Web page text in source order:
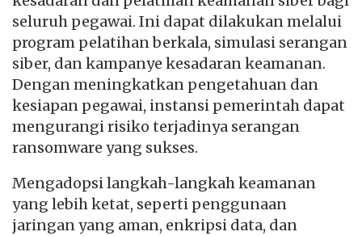
seluruh pegawai. Ini dapat dilakukan melalui
program pelatihan berkala, simulasi serangan
siber, dan kampanye kesadaran keamanan.
Dengan meningkatkan pengetahuan dan
kesiapan pegawai, instansi pemerintah dapat
mengurangi risiko terjadinya serangan
ransomware yang sukses.
Mengadopsi langkah-langkah keamanan
yang lebih ketat, seperti penggunaan
jaringan yang aman, enkripsi data, dan